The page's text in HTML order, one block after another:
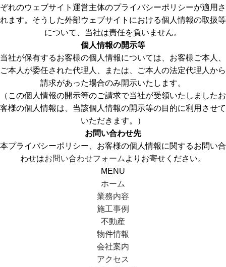
ぞれのウェブサイト運営主体のプライバシーポリシーが適用さ
れます。そうした外部ウェブサイトにおける個人情報の取扱等
について、当社は責任を負いません。
個人情報の開示等
当社が保有するお客様の個人情報については、お客様ご本人、
ご本人が委任された代理人、または、ご本人の法定代理人から
請求があった場合のみ開示いたします。
（この個人情報の開示等のご請求で当社が受領いたしましたお
客様の個人情報は、当該個人情報の開示等の目的に利用させて
いただきます。）
お問い合わせ先
本プライバシーポリシー、お客様の個人情報に関するお問い合
わせはお問い合わせフォーム よりお寄せください。
MENU
ホーム
業務内容
施工事例
不動産
物件情報
会社案内
アクセス